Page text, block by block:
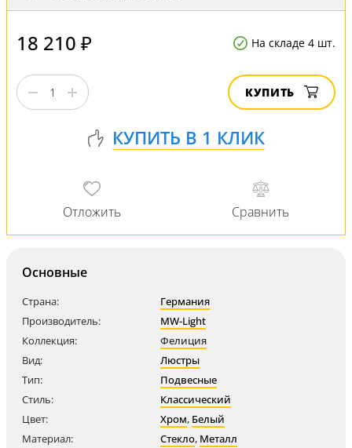
18 210 ₽ На складе 4 шт.
КУПИТЬ
Основные
Страна:
Германия
Производитель:
MW-Light
Коллекция:
Фелиция
Вид:
Люстры
Тип:
Подвесные
Стиль:
Классический
Цвет:
Хром, Белый
Материал:
Стекло, Металл